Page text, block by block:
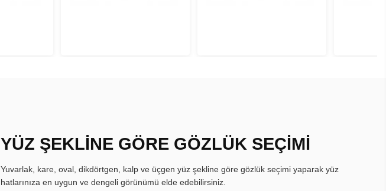
YÜZ ŞEKLİNE GÖRE GÖZLÜK SEÇİMİ
Yuvarlak, kare, oval, dikdörtgen, kalp ve üçgen yüz şekline göre gözlük seçimi yaparak yüz
hatlarınıza en uygun ve dengeli görünümü elde edebilirsiniz.